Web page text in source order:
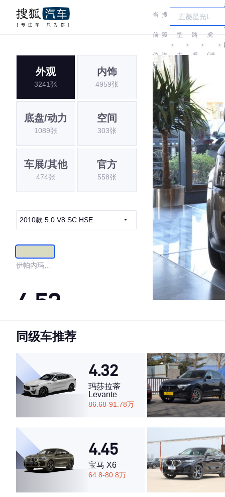
当
前
位
置:
搜
狐
汽
车
＞
车
型
大
全
＞
路
虎
＞
路
虎
(进
＞
外观
3241张
内饰
4959张
底盘/动力
1089张
空间
303张
车展/其他
474张
官方
558张
2010款 5.0 V8 SC HSE
伊帕内玛沙
4.52
·外观表现一般，低于57%同级车
·空间表现一般，低于89%同级车
同级车推荐
4.32
玛莎拉蒂
Levante
86.68-91.78万
4.45
宝马 X6
64.8-80.8万